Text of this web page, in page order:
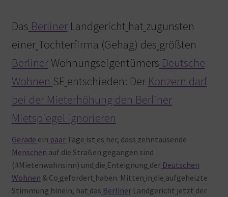
Das BerlinerLandgericht hat zugunsten
einer Tochterfirma (Gehag) des größten
BerlinerWohnungseigentümers Deutsche
Wohnen SE entschieden: Der Konzern darf
bei der Mieterhöhung den Berliner
Mietspiegel ignorieren
Gerade ein paar Tage ist es her, dass zehntausende
Menschen auf die Straßen gegangen sind
(#Mietenwahnsinn) und die Enteignung derDeutschen
Wohnen & Co gefordert haben. Mitten in die aufgeheizte
Stimmung hinein, hat das BerlinerLandgericht jetzt der